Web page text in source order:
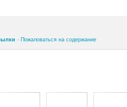
- Пожаловаться на содержание